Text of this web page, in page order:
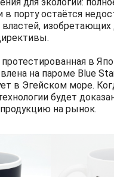
в порту остаётся
изобретающих
в
на пароме Blue
в Эгейском море.
будет
на рынок.